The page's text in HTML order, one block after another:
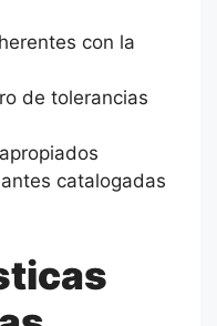
con la
de tolerancias
catalogadas